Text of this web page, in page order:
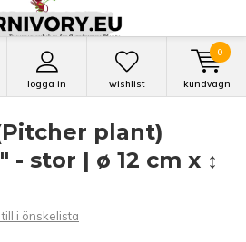
logga in wishlist kundvagn
0
plant)
- stor | ø 12 cm x ↕
i önskelista